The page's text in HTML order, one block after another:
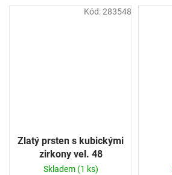
Zlatý prsten s kubickými
zirkony vel. 48
Skladem (1 ks)
Kód:283548